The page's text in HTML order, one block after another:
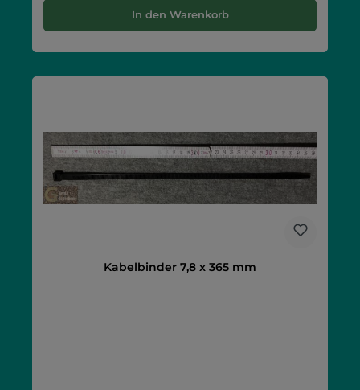
In den Warenkorb
Kabelbinder 7,8 x 365 mm